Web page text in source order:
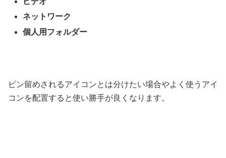
ネットワーク
個人用フォルダー
ピン留めされるアイコンとは分けたい場合やよく使うアイ
コンを配置すると使い勝手が良くなります。